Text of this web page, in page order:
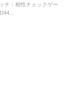
チ：相性チェックゲー